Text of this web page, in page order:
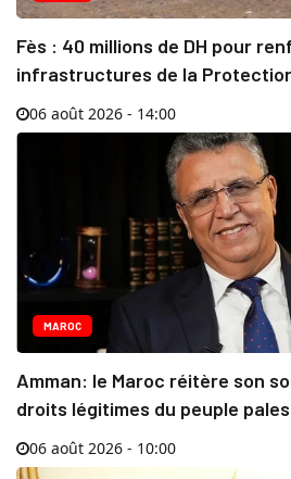
Fès : 40 millions de DH pour
infrastructures de la
06 août 2026 - 14:00
MAROC
Amman: le Maroc réitère son
droits légitimes du peuple
06 août 2026 - 10:00